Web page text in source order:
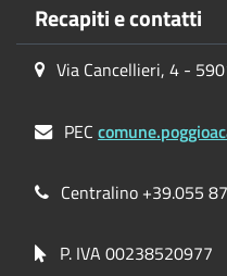
Recapiti e contatti
Via Cancellieri, 4 -
PEC
Centralino +39.055
P. IVA 00238520977